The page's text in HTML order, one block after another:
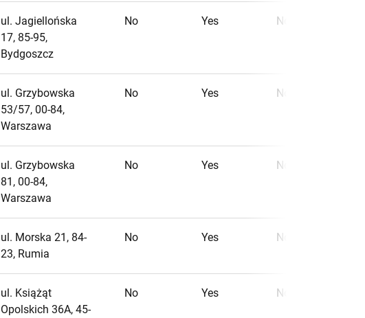
ul. Jagiellońska
17, 85-95,
Bydgoszcz
No Yes No
ul. Grzybowska
53/57, 00-84,
Warszawa
No Yes No
ul. Grzybowska
81, 00-84,
Warszawa
No Yes No
ul. Morska 21, 84-
23, Rumia
No Yes No
ul. Książąt
Opolskich 36A, 45-
No Yes No